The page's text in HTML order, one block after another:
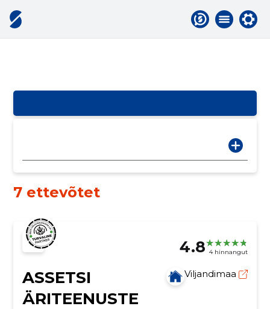
7 ettevõtet
4.8 4 hinnangut
ASSETSI
ÄRITEENUSTE
Viljandimaa